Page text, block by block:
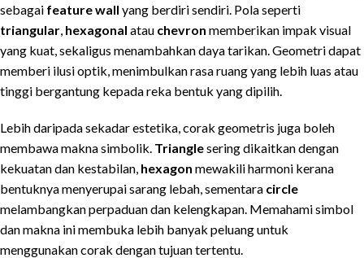
sebagai feature wall yang berdiri sendiri. Pola seperti
triangular hexagonal atau chevron memberikan impak visual
yang kuat, sekaligus menambahkan daya tarikan. Geometri dapat
memberi ilusi optik, menimbulkan rasa ruang yang lebih luas atau
tinggi bergantung kepada reka bentuk yang dipilih.
Lebih daripada sekadar estetika, corak geometris juga boleh
membawa makna simbolik. Trianglesering dikaitkan dengan
kekuatan dan kestabilan, hexagon mewakili harmoni kerana
bentuknya menyerupai sarang lebah, sementara circle
melambangkan perpaduan dan kelengkapan. Memahami simbol
dan makna ini membuka lebih banyak peluang untuk
menggunakan corak dengan tujuan tertentu.